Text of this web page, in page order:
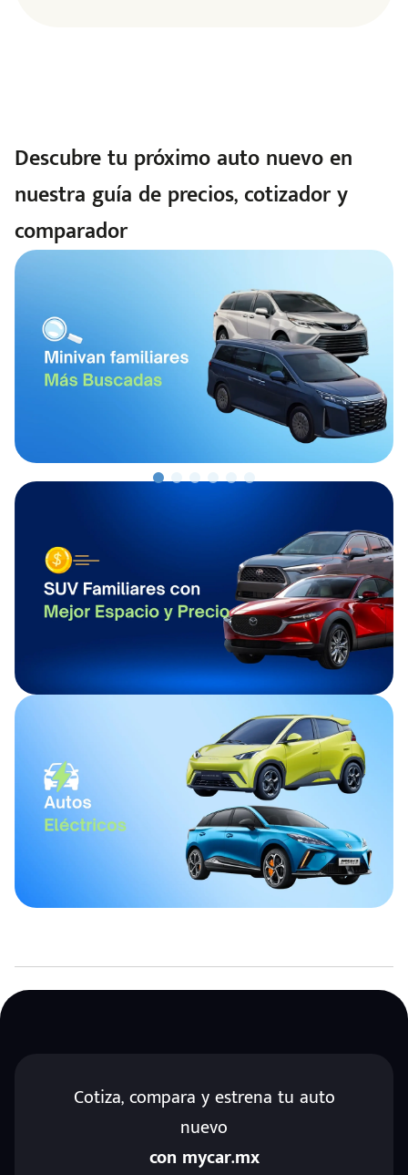
Descubre tu próximo auto nuevo en
nuestra guía de precios, cotizador y
comparador
Cotiza, compara y estrena tu auto
nuevo
con mycar.mx